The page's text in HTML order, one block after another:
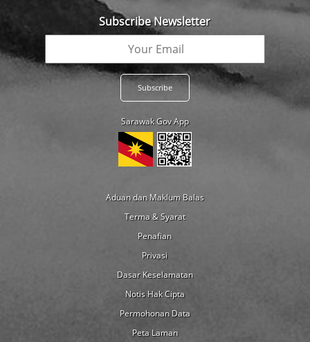
Subscribe Newsletter
Sarawak Gov App
Aduan dan Maklum Balas
Terma & Syarat
Penafian
Privasi
Dasar Keselamatan
Notis Hak Cipta
Permohonan Data
Peta Laman